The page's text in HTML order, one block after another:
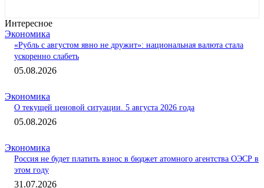
Интересное
Экономика
«Рубль с августом явно не дружит»: национальная валюта стала
ускоренно слабеть
05.08.2026
Экономика
О текущей ценовой ситуации. 5 августа 2026 года
05.08.2026
Экономика
Россия не будет платить взнос в бюджет атомного агентства ОЭСР в
этом году
31.07.2026